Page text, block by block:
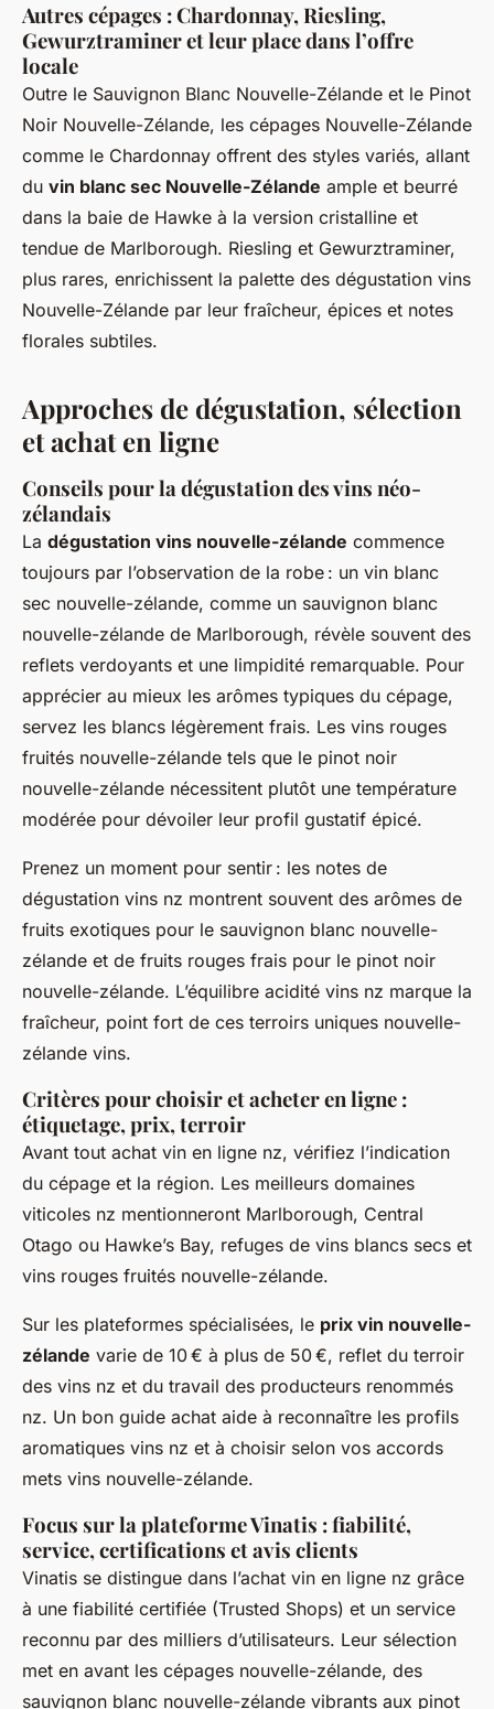
Autres cépages : Chardonnay, Riesling,
Gewurztraminer et leur place dans l’offre
locale
Outre le Sauvignon Blanc Nouvelle-Zélande et le Pinot
Noir Nouvelle-Zélande, les cépages Nouvelle-Zélande
comme le Chardonnay offrent des styles variés, allant
du vin blanc sec Nouvelle-Zélande ample et beurré
dans la baie de Hawke à la version cristalline et
tendue de Marlborough. Riesling et Gewurztraminer,
plus rares, enrichissent la palette des dégustation vins
Nouvelle-Zélande par leur fraîcheur, épices et notes
florales subtiles.
Approches de dégustation, sélection
et achat en ligne
Conseils pour la dégustation des vins néo-
zélandais
La dégustation vins nouvelle-zélande commence
toujours par l’observation de la robe : un vin blanc
sec nouvelle-zélande, comme un sauvignon blanc
nouvelle-zélande de Marlborough, révèle souvent des
reflets verdoyants et une limpidité remarquable. Pour
apprécier au mieux les arômes typiques du cépage,
servez les blancs légèrement frais. Les vins rouges
fruités nouvelle-zélande tels que le pinot noir
nouvelle-zélande nécessitent plutôt une température
modérée pour dévoiler leur profil gustatif épicé.
Prenez un moment pour sentir : les notes de
dégustation vins nz montrent souvent des arômes de
fruits exotiques pour le sauvignon blanc nouvelle-
zélande et de fruits rouges frais pour le pinot noir
nouvelle-zélande. L’équilibre acidité vins nz marque la
fraîcheur, point fort de ces terroirs uniques nouvelle-
zélande vins.
Critères pour choisir et acheter en ligne :
étiquetage, prix, terroir
Avant tout achat vin en ligne nz, vérifiez l’indication
du cépage et la région. Les meilleurs domaines
viticoles nz mentionneront Marlborough, Central
Otago ou Hawke’s Bay, refuges de vins blancs secs et
vins rouges fruités nouvelle-zélande.
Sur les plateformes spécialisées, le prix vin nouvelle-
zélande varie de 10 € à plus de 50 €, reflet du terroir
des vins nz et du travail des producteurs renommés
nz. Un bon guide achat aide à reconnaître les profils
aromatiques vins nz et à choisir selon vos accords
mets vins nouvelle-zélande.
Focus sur la plateforme Vinatis : fiabilité,
service, certifications et avis clients
Vinatis se distingue dans l’achat vin en ligne nz grâce
à une fiabilité certifiée (Trusted Shops) et un service
reconnu par des milliers d’utilisateurs. Leur sélection
met en avant les cépages nouvelle-zélande, des
sauvignon blanc nouvelle-zélande vibrants aux pinot